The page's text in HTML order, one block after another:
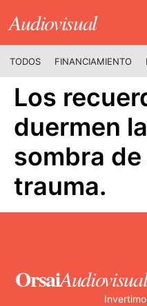
Audiovisual
TODOS FINANCIAMIENTO
Los
duermen
sombra
trauma.
Orsai